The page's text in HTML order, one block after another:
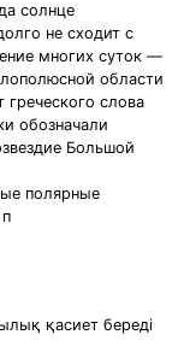
солнце
не сходит с
многих суток —
области
слова
обозначали
Большой
полярные
қасиет береді